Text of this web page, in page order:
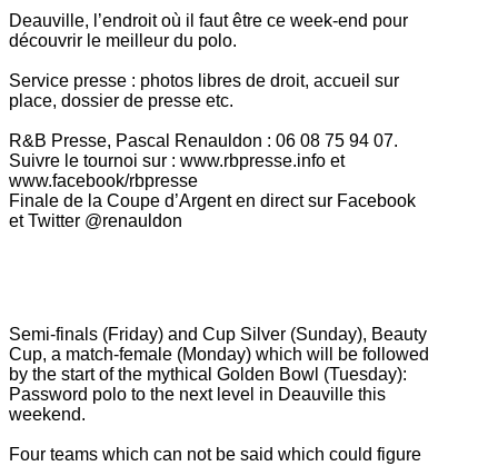
Deauville, l’endroit où il faut être ce week-end pour
découvrir le meilleur du polo.
Service presse : photos libres de droit, accueil sur
place, dossier de presse etc.
R&B Presse, Pascal Renauldon : 06 08 75 94 07.
Suivre le tournoi sur : www.rbpresse.info et
www.facebook/rbpresse
Finale de la Coupe d’Argent en direct sur Facebook
et Twitter @renauldon
Semi-finals (Friday) and Cup Silver (Sunday), Beauty
Cup, a match-female (Monday) which will be followed
by the start of the mythical Golden Bowl (Tuesday):
Password polo to the next level in Deauville this
weekend.
Four teams which can not be said which could figure